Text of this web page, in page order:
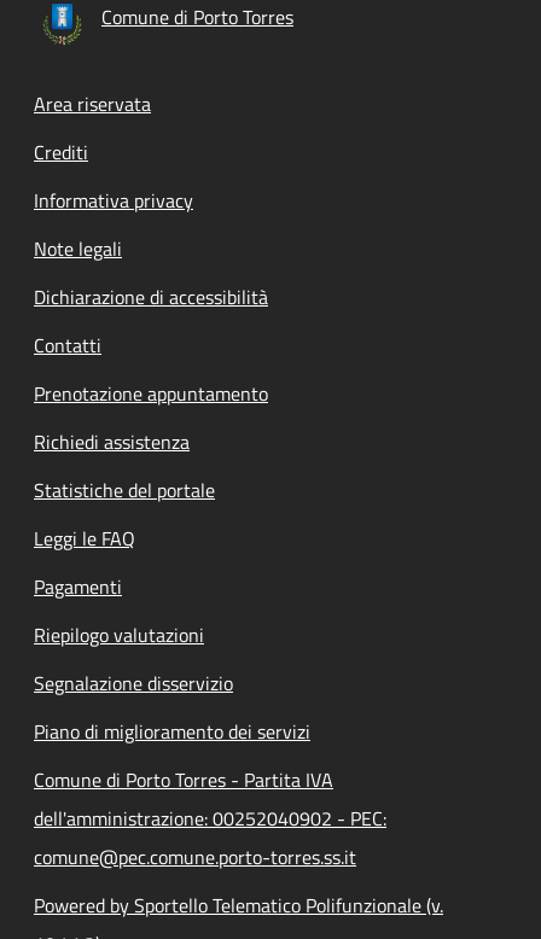
Comune di Porto Torres
Footer menu
Area riservata
Crediti
Informativa privacy
Note legali
Dichiarazione di accessibilità
Contatti
Prenotazione appuntamento
Richiedi assistenza
Statistiche del portale
Leggi le FAQ
Pagamenti
Riepilogo valutazioni
Segnalazione disservizio
Piano di miglioramento dei servizi
Comune di Porto Torres - Partita IVA
dell'amministrazione: 00252040902 - PEC:
comune@pec.comune.porto-torres.ss.it
Powered by Sportello Telematico Polifunzionale (v.